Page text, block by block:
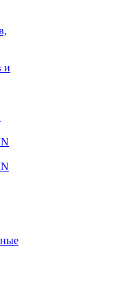
и